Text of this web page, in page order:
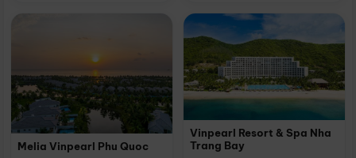
Melia Vinpearl Phu Quoc
Vinpearl Resort & Spa Nha
Trang Bay